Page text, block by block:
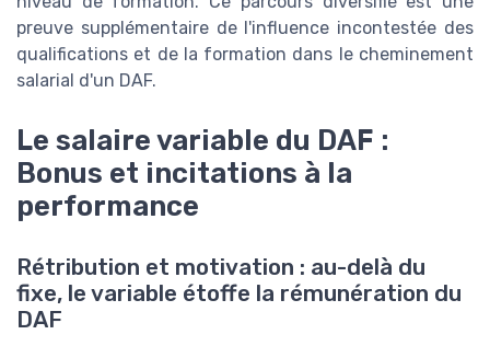
preuve supplémentaire de l'influence incontestée des
qualifications et de la formation dans le cheminement
salarial d'un DAF.
Le salaire variable du DAF :
Bonus et incitations à la
performance
Rétribution et motivation : au-delà du
fixe, le variable étoffe la rémunération du
DAF